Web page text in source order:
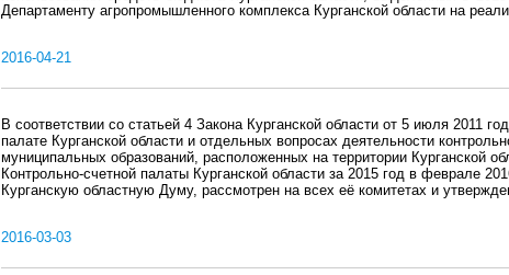
Департаменту агропромышленного комплекса Курганской области на
2016-04-21
В соответствии со статьей 4 Закона Курганской области от 5 июля 2011
палате Курганской области и отдельных вопросах деятельности
муниципальных образований, расположенных на территории Курганской
Контрольно-счетной палаты Курганской области за 2015 год в феврале
Курганскую областную Думу, рассмотрен на всех её комитетах и
2016-03-03